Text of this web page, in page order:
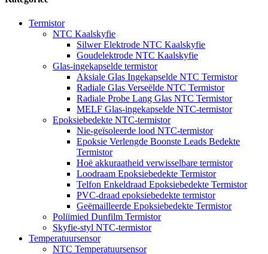
Termistor
NTC Kaalskyfie
Silwer Elektrode NTC Kaalskyfie
Goudelektrode NTC Kaalskyfie
Glas-ingekapselde termistor
Aksiale Glas Ingekapselde NTC Termistor
Radiale Glas Verseëlde NTC Termistor
Radiale Probe Lang Glas NTC Termistor
MELF Glas-ingekapselde NTC-termistor
Epoksiebedekte NTC-termistor
Nie-geïsoleerde lood NTC-termistor
Epoksie Verlengde Boonste Leads Bedekte
Termistor
Hoë akkuraatheid verwisselbare termistor
Loodraam Epoksiebedekte Termistor
Telfon Enkeldraad Epoksiebedekte Termistor
PVC-draad epoksiebedekte termistor
Geëmailleerde Epoksiebedekte Termistor
Poliïmied Dunfilm Termistor
Skyfie-styl NTC-termistor
Temperatuursensor
NTC Temperatuursensor